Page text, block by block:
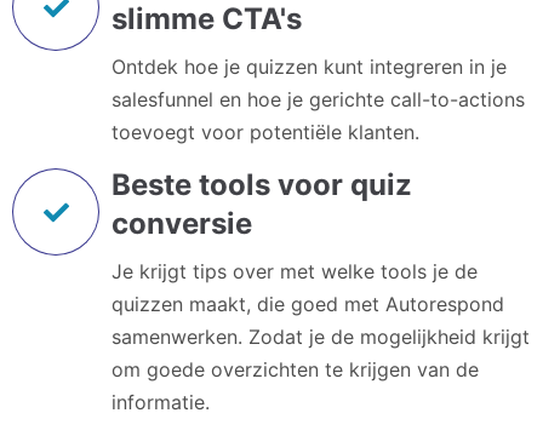
slimme CTA's
Ontdek hoe je quizzen kunt integreren in je
salesfunnel en hoe je gerichte call-to-actions
toevoegt voor potentiële klanten.
Beste tools voor quiz
conversie
Je krijgt tips over met welke tools je de
quizzen maakt, die goed met Autorespond
samenwerken. Zodat je de mogelijkheid krijgt
om goede overzichten te krijgen van de
informatie.